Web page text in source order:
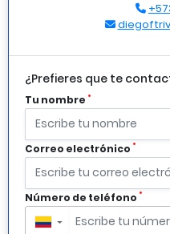
¿Prefieres que te
Tu nombre *
Correo electrónico *
Número de teléfono *
▼